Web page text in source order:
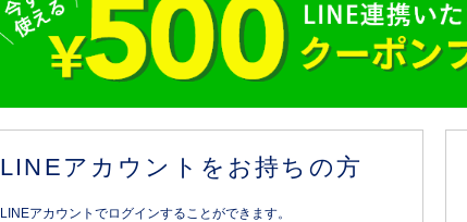
LINEアカウントをお持ちの方
LINEアカウントでログインすることができます。